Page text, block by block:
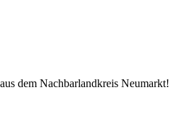
dem Nachbarlandkreis Neumarkt!